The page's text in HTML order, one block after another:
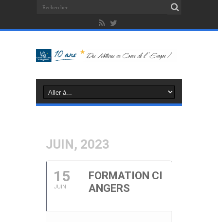
JUIN, 2023
15
JUIN
FORMATION CI
ANGERS